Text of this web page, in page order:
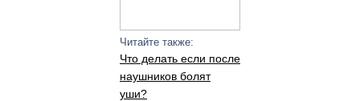
Читайте также:
Что делать если после
наушников болят
уши?